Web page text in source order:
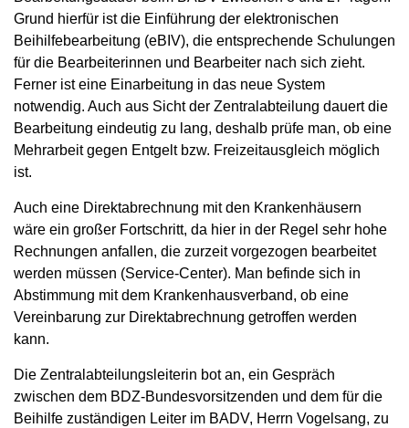
Grund hierfür ist die Einführung der elektronischen
Beihilfebearbeitung (eBIV), die entsprechende Schulungen
für die Bearbeiterinnen und Bearbeiter nach sich zieht.
Ferner ist eine Einarbeitung in das neue System
notwendig. Auch aus Sicht der Zentralabteilung dauert die
Bearbeitung eindeutig zu lang, deshalb prüfe man, ob eine
Mehrarbeit gegen Entgelt bzw. Freizeitausgleich möglich
ist.
Auch eine Direktabrechnung mit den Krankenhäusern
wäre ein großer Fortschritt, da hier in der Regel sehr hohe
Rechnungen anfallen, die zurzeit vorgezogen bearbeitet
werden müssen (Service-Center). Man befinde sich in
Abstimmung mit dem Krankenhausverband, ob eine
Vereinbarung zur Direktabrechnung getroffen werden
kann.
Die Zentralabteilungsleiterin bot an, ein Gespräch
zwischen dem BDZ-Bundesvorsitzenden und dem für die
Beihilfe zuständigen Leiter im BADV, Herrn Vogelsang, zu